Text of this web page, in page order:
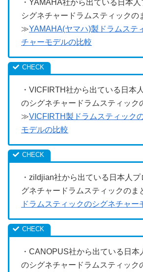
・YAMAHA社から出ている日本
シグネチャードラムスティックの
≫YAMAHA(ヤマハ)製ドラムステ
チャーモデルの比較
・VICFIRTH社から出ている日本
のシグネチャードラムスティック
≫VICFIRTH製ドラムスティック
モデルの比較
・zildjian社から出ている日本人
グネチャードラムスティックの
ドラムスティックのシグネチャー
・CANOPUS社から出ている日本
のシグネチャードラムスティック